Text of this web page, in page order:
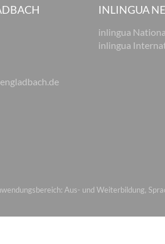
INLINGUA
inlingua
inlingua
Aus- und Weiterbildung,